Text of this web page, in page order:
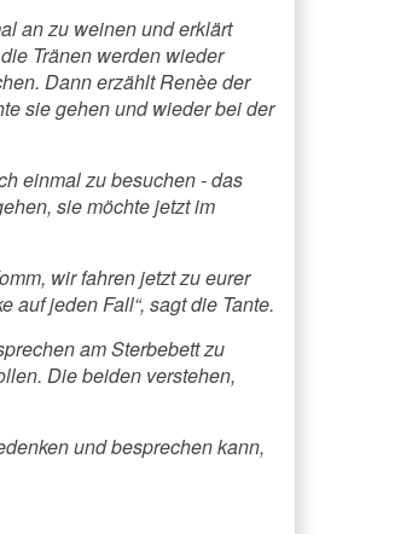
an zu weinen und erklärt
Tränen werden wieder
Dann erzählt Renèe der
sie gehen und wieder bei der
einmal zu besuchen - das
sie möchte jetzt im
wir fahren jetzt zu eurer
auf jeden Fall“, sagt die Tante.
am Sterbebett zu
Die beiden verstehen,
und besprechen kann,